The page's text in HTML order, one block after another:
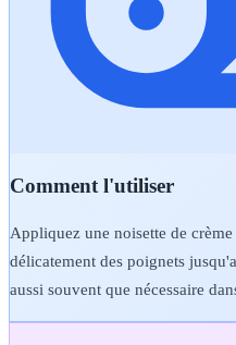
Comment l'utiliser
Appliquez une noisette de
délicatement des poignets
aussi souvent que nécessaire